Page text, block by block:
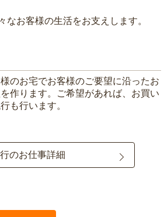
お客様の生活をお支えします。
のお宅でお客様のご要望に沿ったお
作ります。ご希望があれば、お買い
も行います。
のお仕事詳細